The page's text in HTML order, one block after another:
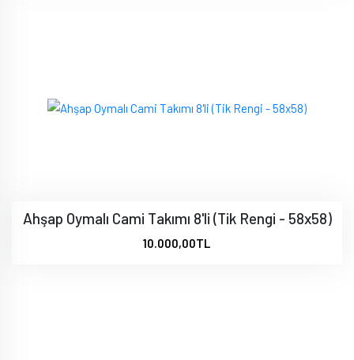
Ahşap Oymalı Cami Takımı 8'li (Tik Rengi - 58x58)
10.000,00TL